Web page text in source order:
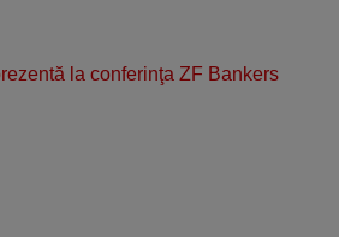
la conferinţa ZF Bankers